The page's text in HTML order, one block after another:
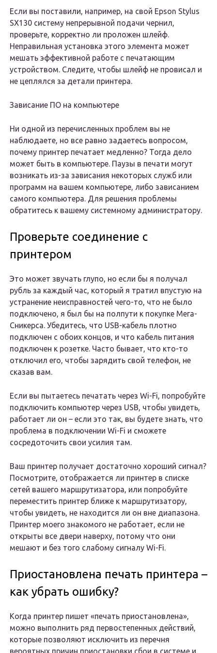
Если вы поставили, например, на свой Epson Stylus
SX130 систему непрерывной подачи чернил,
проверьте, корректно ли проложен шлейф.
Неправильная установка этого элемента может
мешать эффективной работе с печатающим
устройством. Следите, чтобы шлейф не провисал и
не цеплялся за детали принтера.
Зависание ПО на компьютере
Ни одной из перечисленных проблем вы не
наблюдаете, но все равно задаетесь вопросом,
почему принтер печатает медленно? Тогда дело
может быть в компьютере. Паузы в печати могут
возникать из-за зависания некоторых служб или
программ на вашем компьютере, либо зависанием
самого компьютера. Для решения проблемы
обратитесь к вашему системному администратору.
Проверьте соединение с
принтером
Это может звучать глупо, но если бы я получал
рубль за каждый час, который я тратил впустую на
устранение неисправностей чего-то, что не было
подключено, я был бы на полпути к покупке Мега-
Сникерса. Убедитесь, что USB-кабель плотно
подключен с обоих концов, и что кабель питания
подключен к розетке. Часто бывает, что кто-то
отключил его, чтобы зарядить свой телефон, не
сказав вам.
Если вы пытаетесь печатать через Wi-Fi, попробуйте
подключить компьютер через USB, чтобы увидеть,
работает ли он – если это так, вы будете знать, что
проблема в подключении Wi-Fi и сможете
сосредоточить свои усилия там.
Ваш принтер получает достаточно хороший сигнал?
Посмотрите, отображается ли принтер в списке
сетей вашего маршрутизатора, или попробуйте
переместить принтер ближе к маршрутизатору,
чтобы увидеть, не находится ли он вне диапазона.
Принтер моего знакомого не работает, если не
открыты все двери наверху, потому что они
мешают и без того слабому сигналу Wi-Fi.
Приостановлена печать принтера –
как убрать ошибку?
Когда принтер пишет «печать приостановлена»,
можно выполнить ряд первостепенных действий,
которые позволяют исключить из перечня
вероятных причин приостановки сбои в системе и